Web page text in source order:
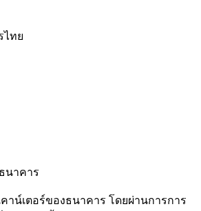
นาคาร
าน์เตอร์ของธนาคาร โดยผ่านการการ